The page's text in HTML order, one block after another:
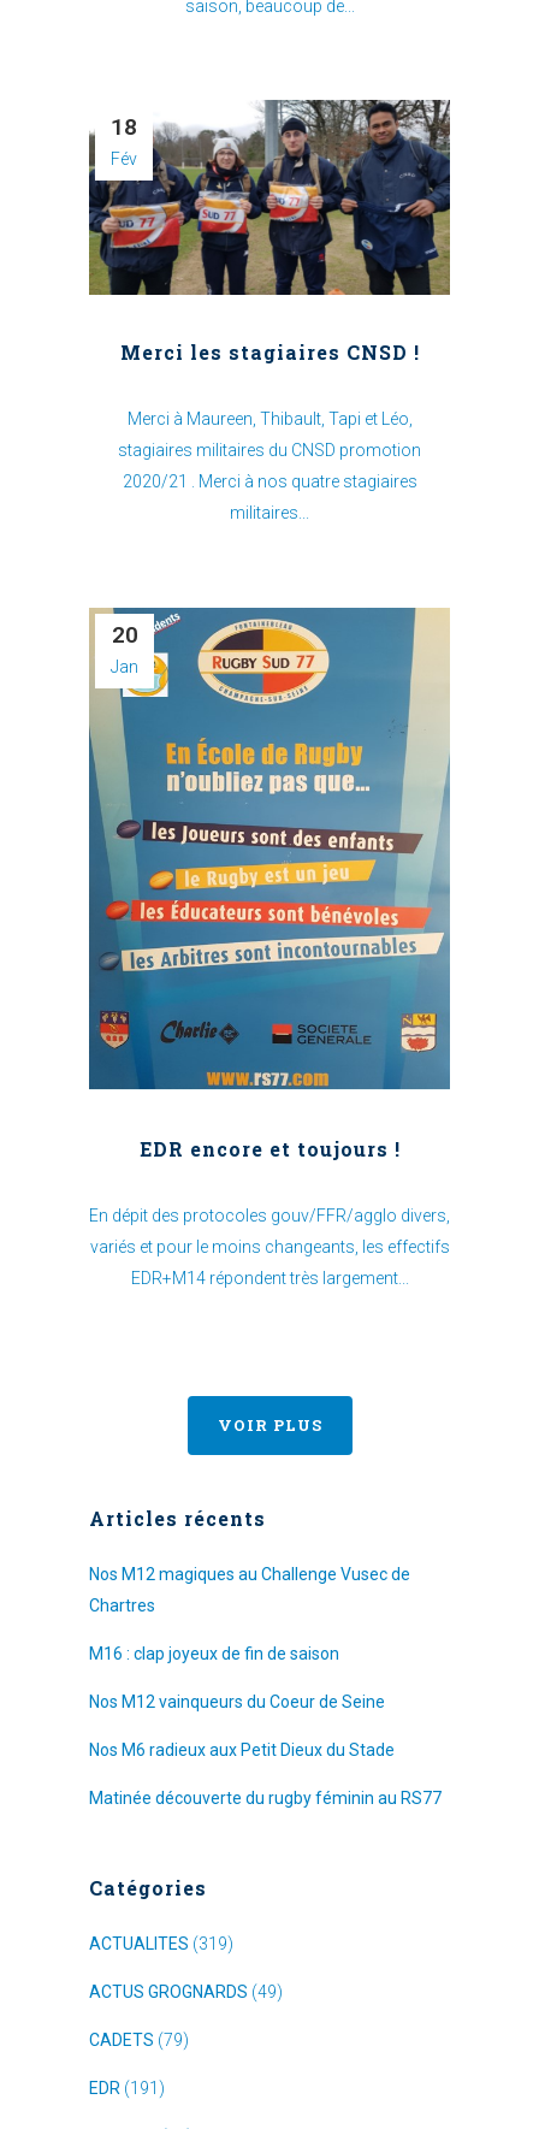
saison, beaucoup de...
18
Fév
Merci les stagiaires CNSD !
Merci à Maureen, Thibault, Tapi et Léo,
stagiaires militaires du CNSD promotion
2020/21 . Merci à nos quatre stagiaires
militaires...
20
Jan
EDR encore et toujours !
En dépit des protocoles gouv/FFR/agglo divers,
variés et pour le moins changeants, les effectifs
EDR+M14 répondent très largement...
VOIR PLUS
Articles récents
Nos M12 magiques au Challenge Vusec de
Chartres
M16 : clap joyeux de fin de saison
Nos M12 vainqueurs du Coeur de Seine
Nos M6 radieux aux Petit Dieux du Stade
Matinée découverte du rugby féminin au RS77
Catégories
ACTUALITES (319)
ACTUS GROGNARDS (49)
CADETS (79)
EDR (191)